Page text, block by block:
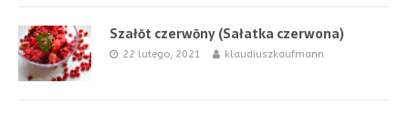
Szałŏt czerwōny (Sałatka czerwona)
22 lutego, 2021 klaudiuszkaufmann